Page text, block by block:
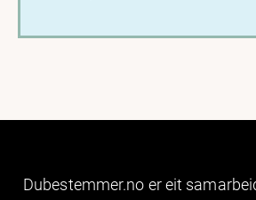
Dubestemmer.no er eit